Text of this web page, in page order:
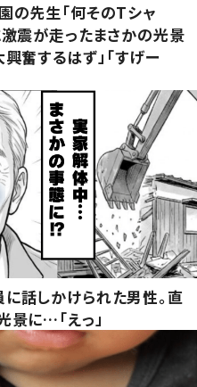
の先生「何そのTシャ
震が走ったまさかの光景
奮するはず」「すげー
話しかけられた男性。直
景に…「えっ」